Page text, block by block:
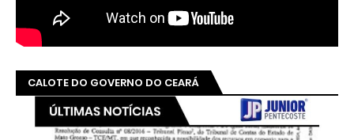
CALOTE DO GOVERNO DO CEARÁ